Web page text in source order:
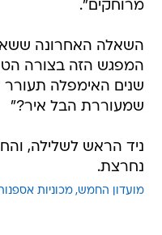
מרוחקים".
השאלה האחרונה
שנים האימפלה תעורר
שמעוררת הבל איר?"
ניד הראש לשלילה,
נחרצת.
מועדון החמש מכוניות